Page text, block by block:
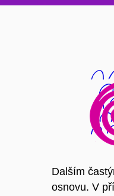
Dalším
osnovu. V